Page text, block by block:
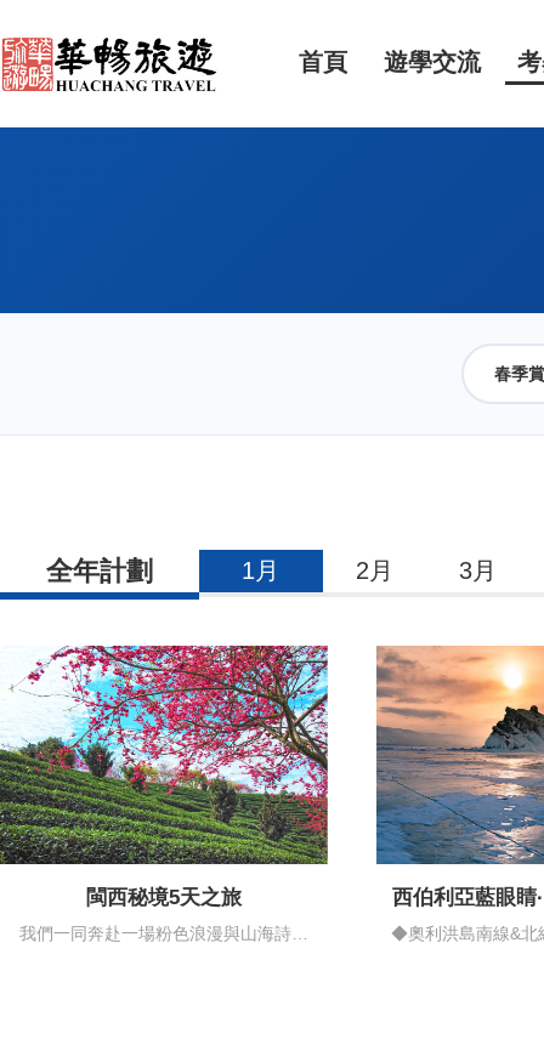
首頁 遊學交流
春季
全年計劃 1月 2月 3月
閩西秘境5天之旅
我們一同奔赴一場粉色浪漫與山海詩意
西伯利亞藍眼睛
情藍
◆奧利洪島南線&北